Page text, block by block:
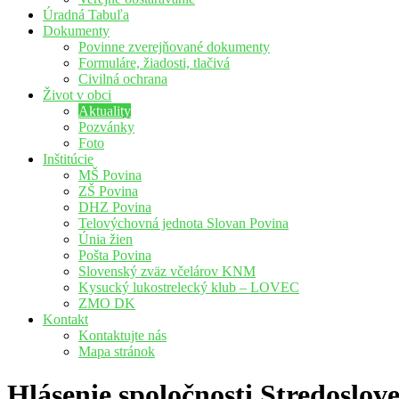
Úradná Tabuľa
Dokumenty
Povinne zverejňované dokumenty
Formuláre, žiadosti, tlačivá
Civilná ochrana
Život v obci
Aktuality
Pozvánky
Foto
Inštitúcie
MŠ Povina
ZŠ Povina
DHZ Povina
Telovýchovná jednota Slovan Povina
Únia žien
Pošta Povina
Slovenský zväz včelárov KNM
Kysucký lukostrelecký klub – LOVEC
ZMO DK
Kontakt
Kontaktujte nás
Mapa stránok